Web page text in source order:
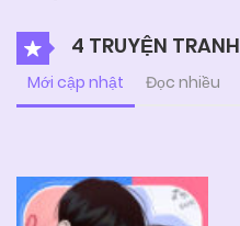
4 TRUYỆN TRANH
Mới cập nhật Đọc nhiều